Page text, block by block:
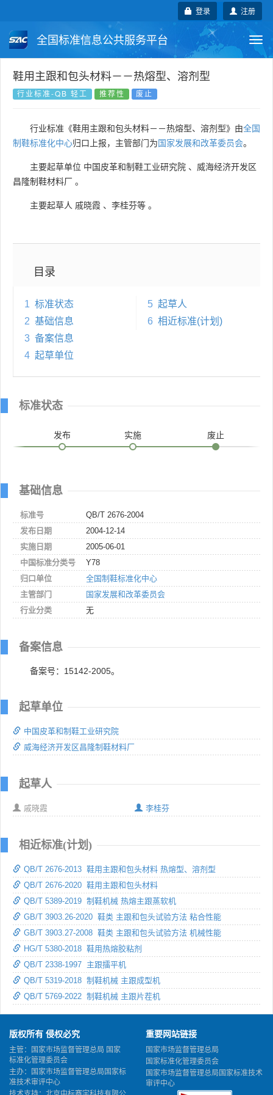
注册
登录
全国标准信息公共服务平台
国家标准 行业标准 地方标准
国外标准 技术委员会
鞋用主跟和包头材料－－热熔型、溶剂型
行业标准-QB 轻工 推荐性 废止
行业标准《鞋用主跟和包头材料－－热熔型、溶剂型》由全国
制鞋标准化中心归口上报，主管部门为国家发展和改革委员会。
主要起草单位 中国皮革和制鞋工业研究院 、 威海经济开发区
昌隆制鞋材料厂 。
主要起草人 戚晓霞 、 李桂芬等 。
目录
1 标准状态
2 基础信息
3 备案信息
4 起草单位
5 起草人
6 相近标准(计划)
标准状态
发布 实施 废止
基础信息
标准号
QB/T 2676-2004
发布日期
2004-12-14
实施日期
2005-06-01
中国标准分类号
Y78
归口单位
全国制鞋标准化中心
主管部门
国家发展和改革委员会
行业分类
无
备案信息
备案号：15142-2005。
起草单位
中国皮革和制鞋工业研究院
威海经济开发区昌隆制鞋材料厂
起草人
戚晓霞 李桂芬
相近标准(计划)
QB/T 2676-2013 鞋用主跟和包头材料 热熔型、溶剂型
QB/T 2676-2020 鞋用主跟和包头材料
QB/T 5389-2019 制鞋机械 热熔主跟蒸软机
GB/T 3903.26-2020 鞋类 主跟和包头试验方法 粘合性能
GB/T 3903.27-2008 鞋类 主跟和包头试验方法 机械性能
HG/T 5380-2018 鞋用热熔胶粘剂
QB/T 2338-1997 主跟擂平机
QB/T 5319-2018 制鞋机械 主跟成型机
QB/T 5769-2022 制鞋机械 主跟片茬机
版权所有 侵权必究
主管：国家市场监督管理总局 国家
标准化管理委员会
主办：国家市场监督管理总局国家标
准技术审评中心
重要网站链接
国家市场监督管理总局
国家标准化管理委员会
国家市场监督管理总局国家标准技术
审评中心